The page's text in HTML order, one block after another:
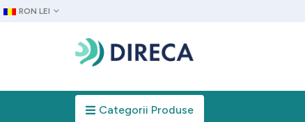
RON LEI
Categorii Produse